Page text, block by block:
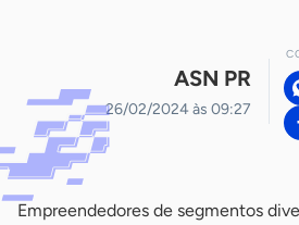
ASN PR
26/02/2024 às 09:27
Empreendedores de segmentos